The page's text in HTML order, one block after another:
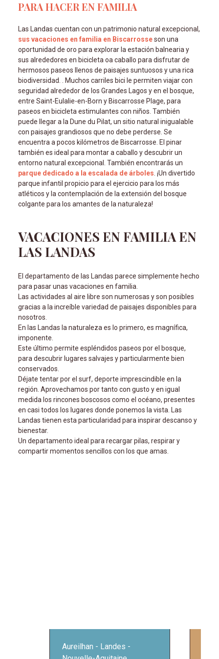
PARA HACER EN FAMILIA
Las Landas cuentan con un patrimonio natural excepcional,
sus vacaciones en familia en Biscarrosseson una
oportunidad de oro para explorar la estación balnearia y
sus alrededores en bicicleta oa caballo para disfrutar de
hermosos paseos llenos de paisajes suntuosos y una rica
biodiversidad. . Muchos carriles bici le permiten viajar con
seguridad alrededor de los Grandes Lagos y en el bosque,
entre Saint-Eulalie-en-Born y Biscarrosse Plage, para
paseos en bicicleta estimulantes con niños. También
puede llegar a la Dune du Pilat, un sitio natural inigualable
con paisajes grandiosos que no debe perderse. Se
encuentra a pocos kilómetros de Biscarrosse. El pinar
también es ideal para montar a caballo y descubrir un
entorno natural excepcional. También encontrarás un
parque dedicado a la escalada de árboles. ¡Un divertido
parque infantil propicio para el ejercicio para los más
atléticos y la contemplación de la extensión del bosque
colgante para los amantes de la naturaleza!
VACACIONES EN FAMILIA EN
LAS LANDAS
El departamento de las Landas parece simplemente hecho
para pasar unas vacaciones en familia.
Las actividades al aire libre son numerosas y son posibles
gracias a la increíble variedad de paisajes disponibles para
nosotros.
En las Landas la naturaleza es lo primero, es magnífica,
imponente.
Este último permite espléndidos paseos por el bosque,
para descubrir lugares salvajes y particularmente bien
conservados.
Déjate tentar por el surf, deporte imprescindible en la
región. Aprovechamos por tanto con gusto y en igual
medida los rincones boscosos como el océano, presentes
en casi todos los lugares donde ponemos la vista. Las
Landas tienen esta particularidad para inspirar descanso y
bienestar.
Un departamento ideal para recargar pilas, respirar y
compartir momentos sencillos con los que amas.
Aureilhan
Landes